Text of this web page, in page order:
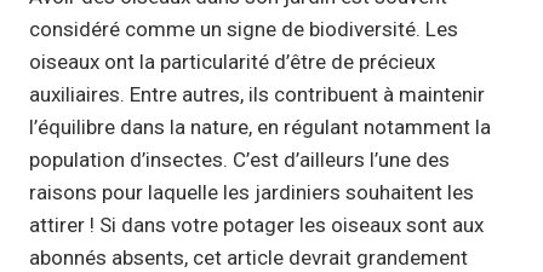
considéré comme un signe de biodiversité. Les
oiseaux ont la particularité d’être de précieux
auxiliaires. Entre autres, ils contribuent à maintenir
l’équilibre dans la nature, en régulant notamment la
population d’insectes. C’est d’ailleurs l’une des
raisons pour laquelle les jardiniers souhaitent les
attirer ! Si dans votre potager les oiseaux sont aux
abonnés absents, cet article devrait grandement